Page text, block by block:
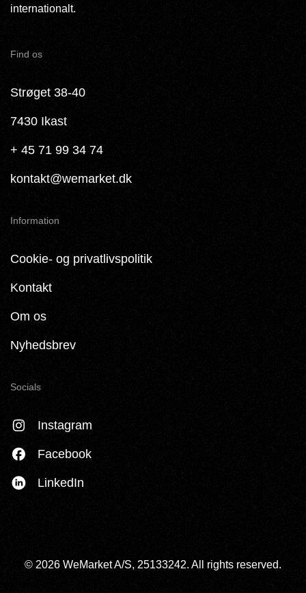
internationalt.
Find os
Strøget 38-40
7430 Ikast
+ 45 71 99 34 74
kontakt@wemarket.dk
Information
Cookie- og privatlivspolitik
Kontakt
Om os
Nyhedsbrev
Socials
Instagram
Facebook
LinkedIn
© 2026 WeMarket A/S, 25133242. All rights reserved.